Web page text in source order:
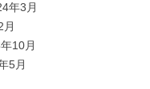
年3月
10月
5月